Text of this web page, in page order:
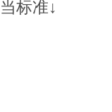
当标准↓